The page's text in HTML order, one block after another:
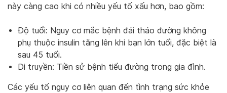
này càng cao khi có nhiều yếu tố xấu hơn, bao gồm:
Độ tuổi: Nguy cơ mắc bệnh đái tháo đường không
phụ thuộc insulin tăng lên khi bạn lớn tuổi, đặc biệt là
sau 45 tuổi.
Di truyền: Tiền sử bệnh tiểu đường trong gia đình.
Các yếu tố nguy cơ liên quan đến tình trạng sức khỏe